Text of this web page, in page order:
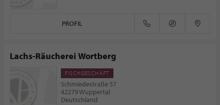
PROFIL
Lachs-Räucherei Wortberg
FISCHGESCHÄFT
Schmiedestraße 57
42279 Wuppertal
Deutschland